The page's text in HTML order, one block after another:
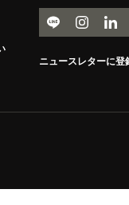
LINE ジャガー
ジ
ニュースレターに登